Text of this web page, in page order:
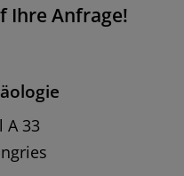
Ihre Anfrage!
A 33